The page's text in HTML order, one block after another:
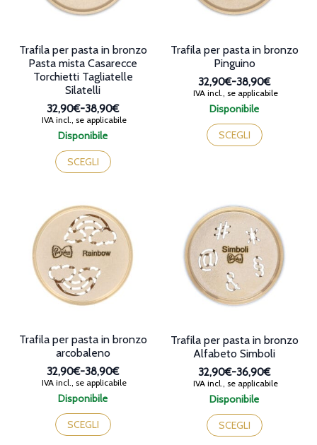
pagina
del
pagina
Disponibile
Trafila per pasta in bronzo
Pasta mista Casarecce
Torchietti Tagliatelle
Silatelli
32,90€-38,90€
Fascia
di
da
32,90€
IVA incl., se applicabile
SCEGLI
Questo
prodotto
ha
Le
opzioni
possono
essere
scelte
nella
pagina
Disponibile
Trafila per pasta in bronzo
Pinguino
32,90€-38,90€
Fascia
di
da
32,90€
IVA incl., se applicabile
SCEGLI
Questo
prodotto
ha
possono
essere
scelte
nella
pagina
prodotto
Disponibile
Trafila per pasta in bronzo
arcobaleno
32,90€-38,90€
Fascia
di
da
32,90€
IVA incl., se applicabile
SCEGLI
Questo
prodotto
ha
Disponibile
Trafila per pasta in bronzo
Alfabeto Simboli
32,90€-36,90€
Fascia
di
da
32,90€
IVA incl., se applicabile
SCEGLI
Questo
prodotto
ha